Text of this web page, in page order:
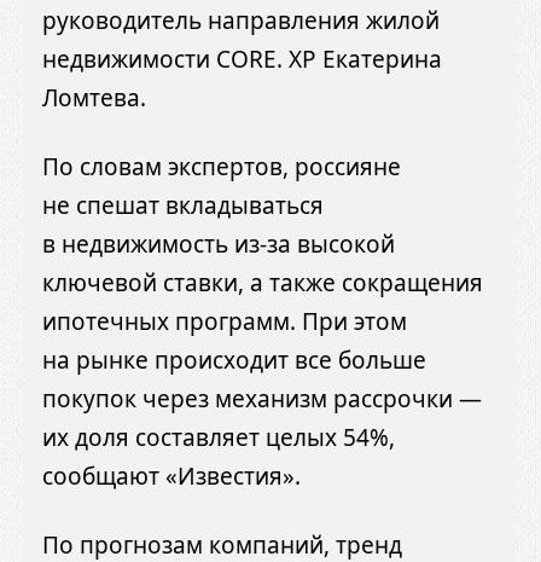
руководитель направления жилой
недвижимости CORE. XP Екатерина
Ломтева.
По словам экспертов, россияне
не спешат вкладываться
в недвижимость из-за высокой
ключевой ставки, а также сокращения
ипотечных программ. При этом
на рынке происходит все больше
покупок через механизм рассрочки —
их доля составляет целых 54%,
сообщают «Известия».
По прогнозам компаний, тренд